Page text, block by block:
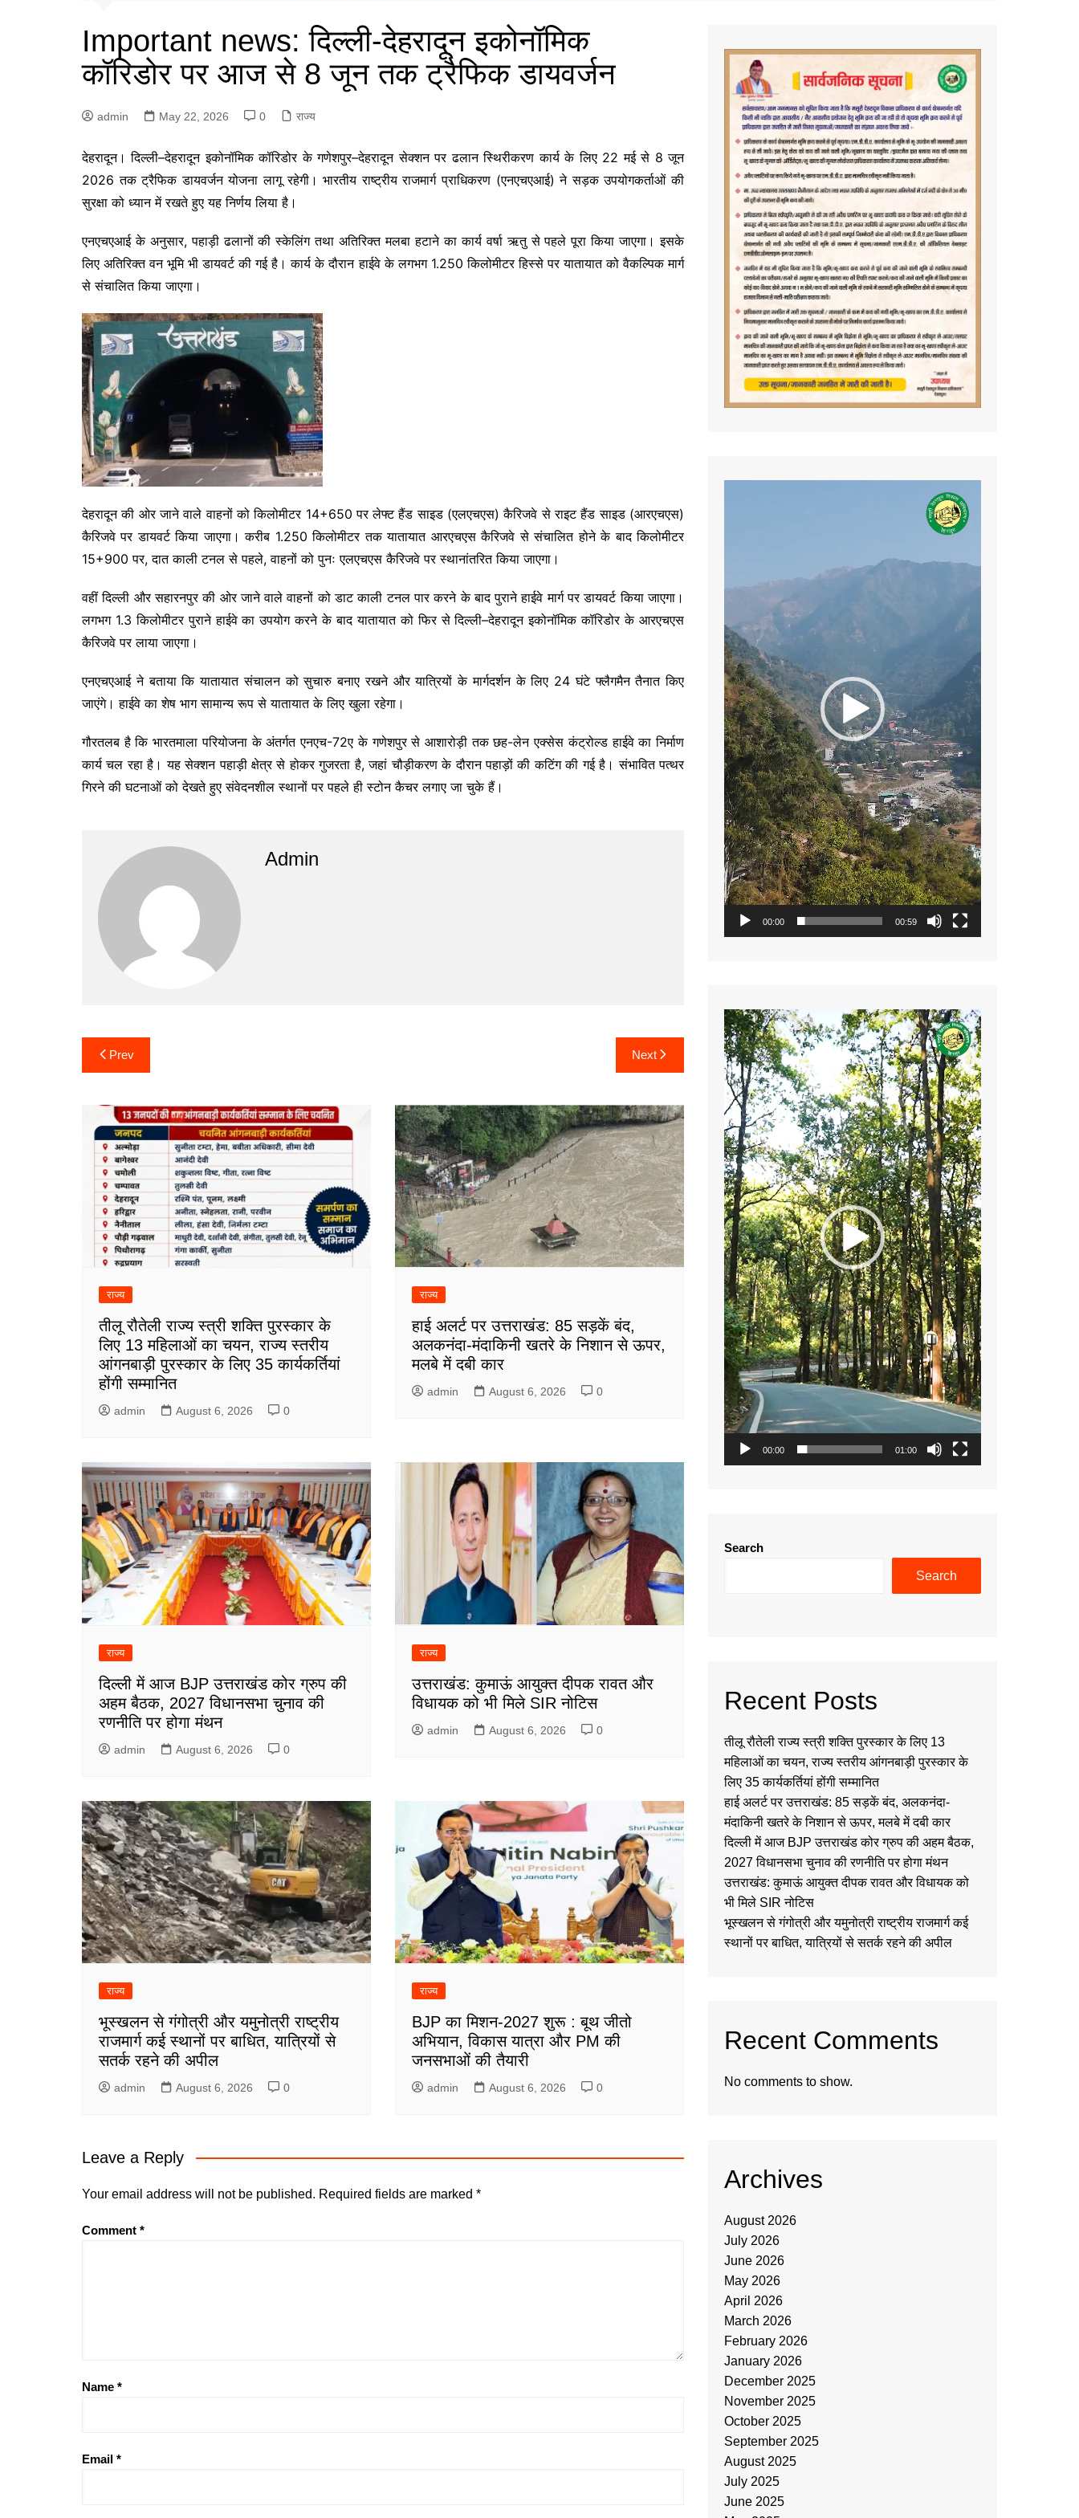
Important news: दिल्ली-देहरादून इकोनॉमिक
कॉरिडोर पर आज से 8 जून तक ट्रैफिक डायवर्जन
admin May 22, 2026 0 राज्य
देहरादून। दिल्ली–देहरादून इकोनॉमिक कॉरिडोर के गणेशपुर–देहरादून सेक्शन पर ढलान स्थिरीकरण कार्य के लिए 22 मई से 8 जून
2026 तक ट्रैफिक डायवर्जन योजना लागू रहेगी। भारतीय राष्ट्रीय राजमार्ग प्राधिकरण (एनएचएआई) ने सड़क उपयोगकर्ताओं की
सुरक्षा को ध्यान में रखते हुए यह निर्णय लिया है।
एनएचएआई के अनुसार, पहाड़ी ढलानों की स्केलिंग तथा अतिरिक्त मलबा हटाने का कार्य वर्षा ऋतु से पहले पूरा किया जाएगा। इसके
लिए अतिरिक्त वन भूमि भी डायवर्ट की गई है। कार्य के दौरान हाईवे के लगभग 1.250 किलोमीटर हिस्से पर यातायात को वैकल्पिक मार्ग
से संचालित किया जाएगा।
देहरादून की ओर जाने वाले वाहनों को किलोमीटर 14+650 पर लेफ्ट हैंड साइड (एलएचएस) कैरिजवे से राइट हैंड साइड (आरएचएस)
कैरिजवे पर डायवर्ट किया जाएगा। करीब 1.250 किलोमीटर तक यातायात आरएचएस कैरिजवे से संचालित होने के बाद किलोमीटर
15+900 पर, दात काली टनल से पहले, वाहनों को पुनः एलएचएस कैरिजवे पर स्थानांतरित किया जाएगा।
वहीं दिल्ली और सहारनपुर की ओर जाने वाले वाहनों को डाट काली टनल पार करने के बाद पुराने हाईवे मार्ग पर डायवर्ट किया जाएगा।
लगभग 1.3 किलोमीटर पुराने हाईवे का उपयोग करने के बाद यातायात को फिर से दिल्ली–देहरादून इकोनॉमिक कॉरिडोर के आरएचएस
कैरिजवे पर लाया जाएगा।
एनएचएआई ने बताया कि यातायात संचालन को सुचारु बनाए रखने और यात्रियों के मार्गदर्शन के लिए 24 घंटे फ्लैगमैन तैनात किए
जाएंगे। हाईवे का शेष भाग सामान्य रूप से यातायात के लिए खुला रहेगा।
गौरतलब है कि भारतमाला परियोजना के अंतर्गत एनएच-72ए के गणेशपुर से आशारोड़ी तक छह-लेन एक्सेस कंट्रोल्ड हाईवे का निर्माण
कार्य चल रहा है। यह सेक्शन पहाड़ी क्षेत्र से होकर गुजरता है, जहां चौड़ीकरण के दौरान पहाड़ों की कटिंग की गई है। संभावित पत्थर
गिरने की घटनाओं को देखते हुए संवेदनशील स्थानों पर पहले ही स्टोन कैचर लगाए जा चुके हैं।
Admin
Post
navigation
Prev Next
राज्य
तीलू रौतेली राज्य स्त्री शक्ति पुरस्कार के
लिए 13 महिलाओं का चयन, राज्य स्तरीय
आंगनबाड़ी पुरस्कार के लिए 35 कार्यकर्तियां
होंगी सम्मानित
admin August 6, 2026 0
राज्य
हाई अलर्ट पर उत्तराखंड: 85 सड़कें बंद,
अलकनंदा-मंदाकिनी खतरे के निशान से ऊपर,
मलबे में दबी कार
admin August 6, 2026 0
राज्य
दिल्ली में आज BJP उत्तराखंड कोर ग्रुप की
अहम बैठक, 2027 विधानसभा चुनाव की
रणनीति पर होगा मंथन
admin August 6, 2026 0
राज्य
उत्तराखंड: कुमाऊं आयुक्त दीपक रावत और
विधायक को भी मिले SIR नोटिस
admin August 6, 2026 0
राज्य
भूस्खलन से गंगोत्री और यमुनोत्री राष्ट्रीय
राजमार्ग कई स्थानों पर बाधित, यात्रियों से
सतर्क रहने की अपील
admin August 6, 2026 0
राज्य
BJP का मिशन-2027 शुरू : बूथ जीतो
अभियान, विकास यात्रा और PM की
जनसभाओं की तैयारी
admin August 6, 2026 0
Leave a Reply
Your email address will not be published. Required fields are marked *
Comment *
Name *
Email *
00:00 00:59
Video
Player
00:00 01:00
Search
Search
Recent Posts
तीलू रौतेली राज्य स्त्री शक्ति पुरस्कार के लिए 13
महिलाओं का चयन, राज्य स्तरीय आंगनबाड़ी पुरस्कार के
लिए 35 कार्यकर्तियां होंगी सम्मानित
हाई अलर्ट पर उत्तराखंड: 85 सड़कें बंद, अलकनंदा-
मंदाकिनी खतरे के निशान से ऊपर, मलबे में दबी कार
दिल्ली में आज BJP उत्तराखंड कोर ग्रुप की अहम बैठक,
2027 विधानसभा चुनाव की रणनीति पर होगा मंथन
उत्तराखंड: कुमाऊं आयुक्त दीपक रावत और विधायक को
भी मिले SIR नोटिस
भूस्खलन से गंगोत्री और यमुनोत्री राष्ट्रीय राजमार्ग कई
स्थानों पर बाधित, यात्रियों से सतर्क रहने की अपील
Recent Comments
No comments to show.
Archives
August 2026
July 2026
June 2026
May 2026
April 2026
March 2026
February 2026
January 2026
December 2025
November 2025
October 2025
September 2025
August 2025
July 2025
June 2025